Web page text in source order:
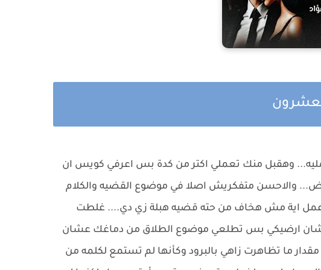
من الضرب المبرح علي ايدي تلك المرأه لتسقط علي الارضيه الباردة لتلك الزنزانه المهترئة وتبكي بقوة فابيها تخلي عنها والقاها هنا لتواجهه هذا المصير من أجل ابنه السائق...!! ....... ... ربت شريف علي كتف عامر الذي قال بتأثر حينما رأي والدته علي هذا الحاله : كدة فجأه ماما تتشل هز شريف راسه : امر ربنا ياابني... : انا مش،هسيبها كدة.... هاخدها ونسافر اعرضها علي اكبر دكاترة برا تنهد شريف قائلا ; متتعبش نفسك ياعامر... هو انا هتأخر يعني لو كان في امل... بس الدكاترة اكدوا ان حالتها ملهاش علاج.... لازم ترتب حياتها علي الوضع ده .......... .... زفر آدم بضيق والقي الهاتف علي مكتبه امامه فتلك المرة العاشرة التي يرن هاتفه وبعد بتلك الاتصالات والرسائل ويستمع لصوت تلك المرأه المأئع..ليقول بغضب ; .. ده اية القرف ده.... انتي مين؟ قالت الفتاه بصوت مثير : مش فاكرني ياادم بيه... ده احنا حتى قضينا مع بعض كام ليلة متتنساش .... قاطعها ادم بغضب : اسمعي يابت انتي..... انتي لو عارفاني فعلا هتعرفي انا مين واقدر اعمل اية.... لو اتصلتي بيا تاني هندمك علي اليوم اللي فكرتي تقعي فيه في سكه ادم المهدي فاهمه القي هاتفه واجري عدة اتصالات باصدقائة بالداخلية ليخبرهم بورود مكالمات له من عدة أرقام ليتتبعوها له.... .. القي القلم من يده واخذ مفاتيحه وهاتفه وانصرف عائدا للمنزل بعد ان افسدت تلك المكالمات التي لا تتوقف مزاجة..... قالت نورا وهي تستقبله : حبيبي حمد الله علي السلامه قبل وجنتها قائلا : الله يسلمك ياروحي نظرت لملامحه قائلة : مالك ياحبيبي : ابدا تعبان شوية من الشغل.... جلال وعامر مش موجودين وانا اللي شايل كل الشغل : وزاهي عاملة اية دلوقتي ؟ هز راسه قائلا ; الحمد لله أتحسنت كتير... داعب خصلات شعرها قائلا ; خلي عايدة تجهز الغدا علي مااخد شاور ياحبيبتي ........ ... بقلم رونا فؤاد مررت الطبيبه جهاز السونار علي بطن زاهي التي تعلقت عيناها بتلك الصغيرة التي تراها علي الشاشة لتقول الطبيبة بابتسامه ; الحمد الله دلوقتي اقدر اقولك ان وضع البيبي استقر بنسبه كبيرة ابتسمت زاهي مرددة : الحمد لله قالت الطبيبة : بس طبعا مفيش مجهود خالص الفترة الي جاية وهنتعامل بحرص شديد جدا... قالت زاهي : يعني اقدر اخرج من المستشفي قالت الطبيبة : تمام ممكن بكرة اكتب ابكي علي خروج. بس هحتاج متابعه ليكي كل أسبوعين اطمن علي وضع البيبي وانتي لو حسيتي باي حاجة مش طبيعيه كلميني فورا ...... ... مررت نور يداها بخصلات شعر عاصم النائم فوق صدرها يحضنها ليفتح عيناه التي تبدو حزينه مهما حاول إظهار عكس ذلك لتقول بحنان : برضه مش عاوز تقولي اية مزعل حبيبي اوي كدة داعب وجنتها برقه قائلا : مش زعلان ياعمري هزت راسها بابتسامه دافئه لتقول : وعشان انا عمرك.. انا عارفة كويس اوي ان في حاجة مضيقاك..... صمت بتردد قبل ان يقرر ان يخبرها بماحدث........ : مصدقاني يانور... مصدقة ان زاهي زيها زي علياء بالضبط واني عمري ماشفتها غير كدة .... شفتها بنت مظلومة من الدنيا وحاولت أقف جنبها من غير مايكون ليا اي نظرة تانية ليها.... مصدقة ان عادي اوي اني اكون عايش معاها وقريب منها بس عمري مافكرت فيها.... مصدقة اني اليوم ده مكنتش شايف غير قلقي عليها يكون حصل لها حاجة عشان كدة من غير تفكير دخلت اوضتها هزت راسها ونظرت لعيناه بحب يزيد يوما بعد يوم من شهامته وحنانه وقلبه الكبير... لاتنكر انها كثيرا ماكانت تفكر بما قاله انه يستحيل الا يكون يري زاهي وهي امراه جميلة وعاشت معه امام الناس كأنها زوجته ولكنها كلما رأت كم هو نبيل شهم تبعد تلك الأفكار عن راسها.... : انا مصدقاك طبعا... وقبل كل ده واثقة فيك وعارفة انك مستحيل تعمل حاجة زي دي هتف بحدة : امال الغبي ده ليه مش مصدقها هز راسه بأسي واكمل بغيظ : لية كل مرة بيجرحها جرح اكبر من اللي قبله.... لية يعمل فيها كدة زمت شفتيها دون قول شيء ليتنهد بأسي قائلا : ياريتني مارحت اليوم ده .... ياريتني كنت اخدتك معايا.... بس والله كنت قلقان عليها ومفكرتش..... : ياحبيبي خلاص وانت ذنبك اية... انت مكنتش عارف ان كل ده هيحصل : مش مسامح نفسي اني سبب في اللي حصل... وانهم استخدموني عشان يعملوا فيها كدة... صعبانه عليا اوي مش بتلحق تفرح.... ......... فتح عامر باب شقته ليجد علياء واقفه امامه... نظرت لهيئته وقد نمت ذقنه وتهدلت خصلات شعره فوق جبينه بعدم اهتمام وقد ذبلت ملامح وجهه.. .... ممكن اعرف انت مش بترد على تليفوناتي لية؟ قال وهو يعود للداخل ; مفيش يا عليا دخلت خلفه ليجلس علي الاريكة ويمدد قدمه امامه ناظرا اليها بحزن لتقول بحنان وهي تجلس بجواره : انا عارفة انك متضايق من اللي حصل لمامتك ياعامر بس ده امر ربنا وان شاء الله هتبقي كويسة هز راسه قائلا : ان شاء الله.... التفت نحوها قائلا : انا عارف اني تقلت عليكي كتير الفترة اللي فاتت بالاولاد.... هزت راسها : لا طبعا اية اللي انت بتقوله ده... علي فكرة انا مبسوطة بيهم جدا وبجد هما وزين ماليين عليا البيت.... انا بحبهم اوي واخدو عليا وبقينا أصحاب الفترة دي وضع يده فوق يدها قائلا : طبعا ياحبيتي بس اكيد تعبوكي... انا كلمت المكتب وجهزوا ليا مربية كويسة هتاخد بالها منهم هزت راسها : لا هما هيفضلوا معايا ولا مربية ولاحاجة : لا يا عاليا انتي مالكيش ذنب... قاطعته بعتاب ; كدة برضه ياعامر... وانت فاكر اني بعمل كدة مجرد واجب او جميل... ياعامر ولادك فعلا ولادي اوعي في يوم من الايام تفكر تتعامل اني مش زي مامتهم.... رفع يداها الي شفتيه يقبلها قائلا : ربنا يخليكي ليا ياحبيبتي.... نظرت اليه بتردد قبل ان تسأله : هو مفيش اخبار عنها نظر اليها بتساؤل لتقول : يعني... مامتهم..! هز كتفه : خالي مش عاوز يقول لحد مكانها..... تنهد واكمل : بس طبعا جلال بمجرد ماهيفوق ويطمن علي مراته عمره ماهيسكت : بصراحة عنده حق..... دي مش بني ادمه... دي شيطان ..... زمت شفتيها ; سوري ياعامر... هز كتفه بعدم اكتراث : لا لية... انتي عندك حق ابتسمت له ونظرت مطولا لوجهه الحزين والذي لم تعهده منه سابقا لتقول برفق : هتفضل في الحاله دي كتير هز راسه بعدم اكتراث : عادي... انا بس كانت حابب ابقي لوحدي كام يوم... ......... وقف عاصم من خلف مكتبه ينظر لذاك الرجل المهيب الذي طلب مقابلته ليحاول ان يعرف هويته.... قال الرجل بنبرة واثقة وهو يمد يده يصافح عاصم : ازيك يااستاذ عاصم قال عاصم وهو ينظر آلية : اهلا.. قال الرجل بنبرة هادئة : طبعا سمعت عني كتير بس دي